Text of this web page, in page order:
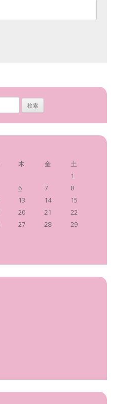
木 金 土
1
6 7
8
13 14
15
20 21
22
27 28
29